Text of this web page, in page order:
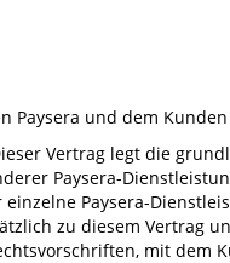
Paysera und dem
Vertrag legt die
Paysera-
Paysera-
zu diesem Vertrag
mit dem